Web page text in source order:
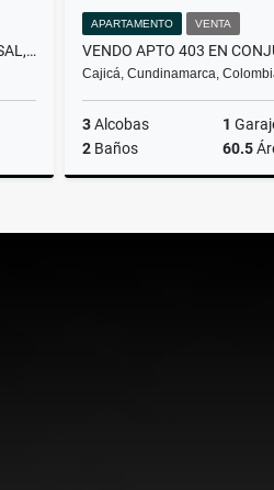
VENDO APARTAMENTO EN EL ROSAL, CUNDINAMARCA
APARTAMENTO VENTA
Cajicá, Cundinamarca,
3Alcobas 1
2 Baños 60.5